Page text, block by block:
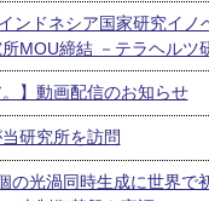
ンドネシア国家研究イノ
MOU締結 －テラヘルツ
。】動画配信のお知らせ
研究所を訪問
の光渦同時生成に世界で